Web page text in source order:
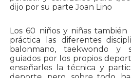
dijo por su parte Joan Lino
Los 60 niños y niñas
práctica las diferentes
balonmano, taekwondo y
guiados por los propios
enseñarles la técnica y